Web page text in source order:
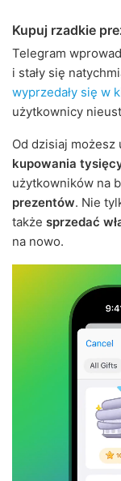
Kupuj rzadkie
Telegram
i stały się
wyprzedały się w
użytkownicy
Od dzisiaj możesz
kupowania
użytkowników na
prezentów. Nie
także sprzedać
na nowo.